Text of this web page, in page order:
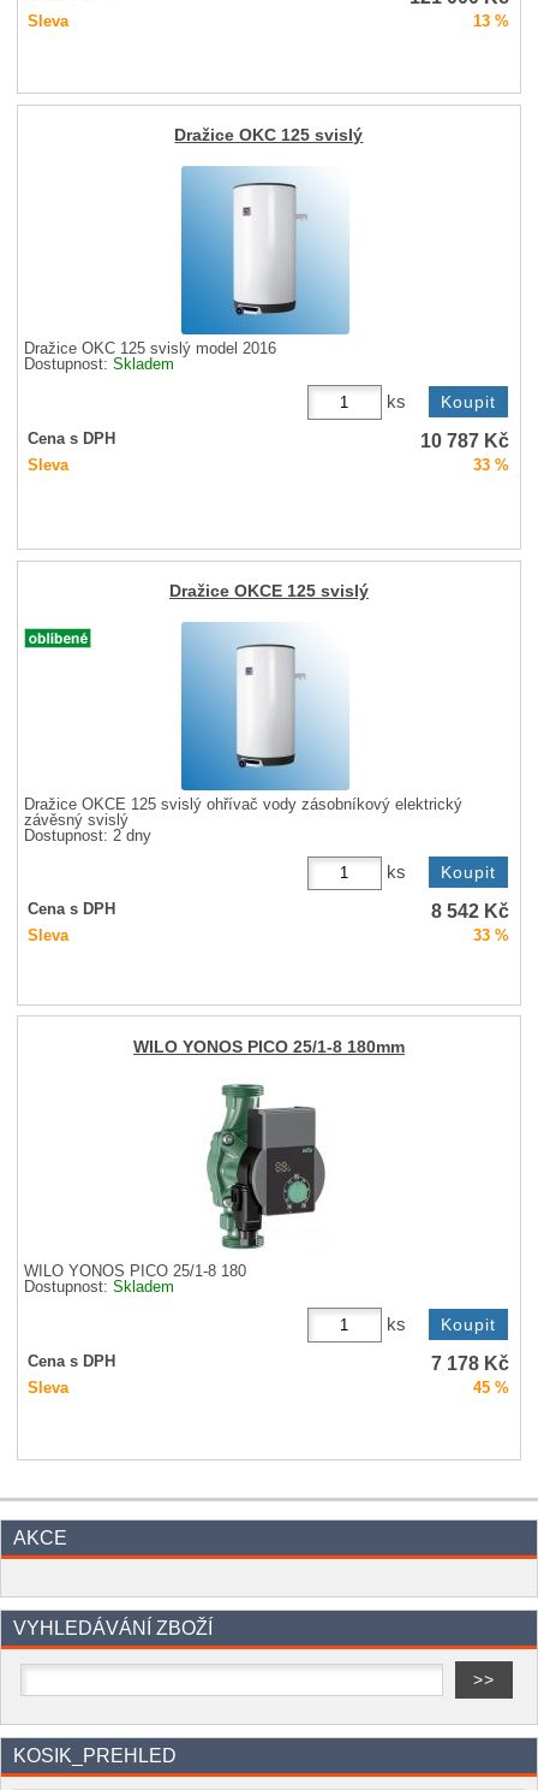
Sleva 13 %
Dražice OKC 125 svislý
Dražice OKC 125 svislý model 2016
Dostupnost:Skladem
ks
Cena s DPH 10 787 Kč
Sleva 33 %
Dražice OKCE 125 svislý
Dražice OKCE 125 svislý ohřívač vody zásobníkový elektrický
závěsný svislý
Dostupnost: 2 dny
ks
Cena s DPH 8 542 Kč
Sleva 33 %
WILO YONOS PICO 25/1-8 180mm
WILO YONOS PICO 25/1-8 180
Dostupnost:Skladem
ks
Cena s DPH 7 178 Kč
Sleva 45 %
AKCE
VYHLEDÁVÁNÍ ZBOŽÍ
KOSIK_PREHLED